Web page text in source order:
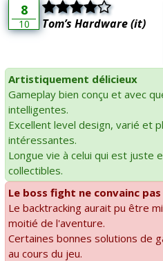
8
10 Tom’s Hardware (it)
Artistiquement délicieux
Gameplay bien conçu et avec
intelligentes.
Excellent level design, varié et
intéressantes.
Longue vie à celui qui est juste
collectibles.
Le boss fight ne convainc
Le backtracking aurait pu être
moitié de l'aventure.
Certaines bonnes solutions de
au cours du jeu.